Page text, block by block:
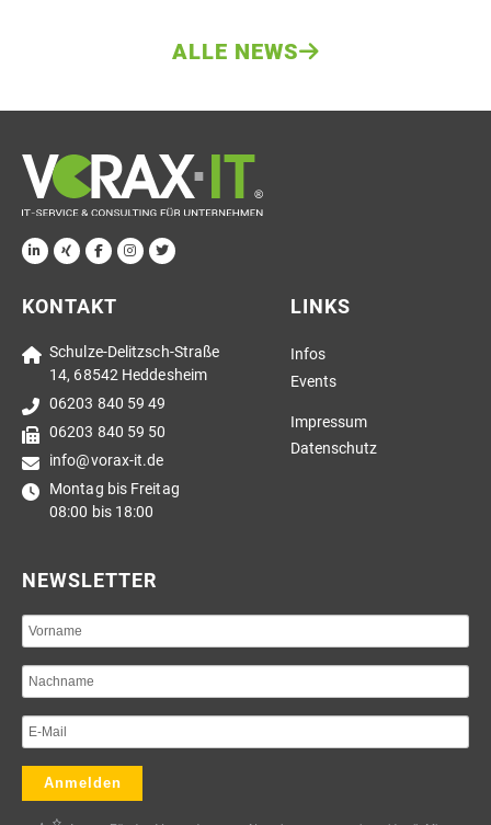
ALLE NEWS
KONTAKT
Schulze-Delitzsch-Straße
14, 68542 Heddesheim
06203 840 59 49
06203 840 59 50
info@vorax-it.de
Montag bis Freitag
08:00 bis 18:00
LINKS
Infos
Events
Impressum
Datenschutz
NEWSLETTER
Anmelden